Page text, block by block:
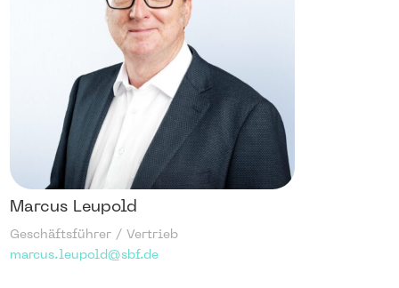
Marcus Leupold
Geschäftsführer / Vertrieb
marcus.leupold@sbf.de